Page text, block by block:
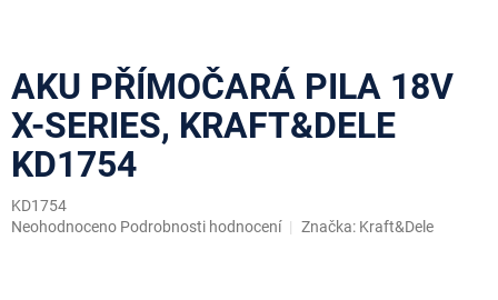
AKU PŘÍMOČARÁ PILA 18V
X-SERIES, KRAFT&DELE
KD1754
KD1754
Průměrné
Neohodnoceno Podrobnosti hodnocení Značka: Kraft&Dele